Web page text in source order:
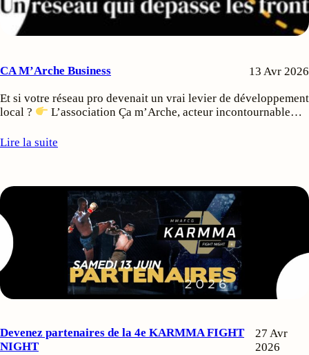
CA M’Arche Business 13 Avr 2026
Et si votre réseau pro devenait un vrai levier de développement
local ?
L’association Ça m’Arche, acteur incontournable…
Lire la suite
Devenez partenaires de la 4e KARMMA FIGHT
NIGHT
27 Avr
2026